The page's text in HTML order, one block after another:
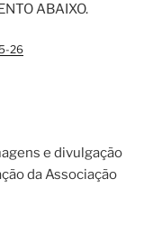
ABAIXO.
26
e divulgação
da Associação